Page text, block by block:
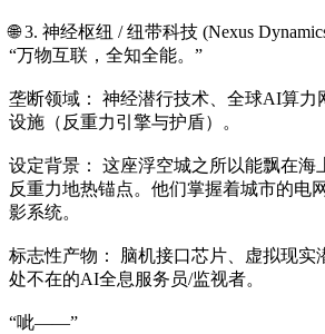
🌐 3. 神经枢纽 / 纽带科技 (Nexus
“万物互联，全知全能。”
垄断领域： 神经潜行技术、全球AI算力
设施（反重力引擎与护盾）。
设定背景： 这座浮空城之所以能飘在海
反重力地热锚点。他们掌握着城市的电
影系统。
标志性产物： 脑机接口芯片、虚拟现实
处不在的AI全息服务员/监视者。
“呲——”